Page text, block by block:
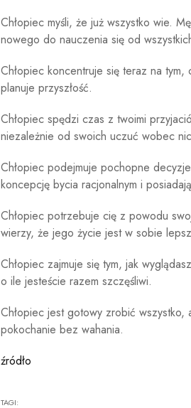
Chłopiec myśli, że już wszystko wie.
nowego do nauczenia się od
Chłopiec koncentruje się teraz na
planuje przyszłość.
Chłopiec spędzi czas z twoimi
niezależnie od swoich uczuć wobec
Chłopiec podejmuje pochopne
koncepcję bycia racjonalnym i
Chłopiec potrzebuje cię z powodu
wierzy, że jego życie jest w sobie
Chłopiec zajmuje się tym, jak
o ile jesteście razem szczęśliwi.
Chłopiec jest gotowy zrobić
pokochanie bez wahania.
źródło
TAGI: